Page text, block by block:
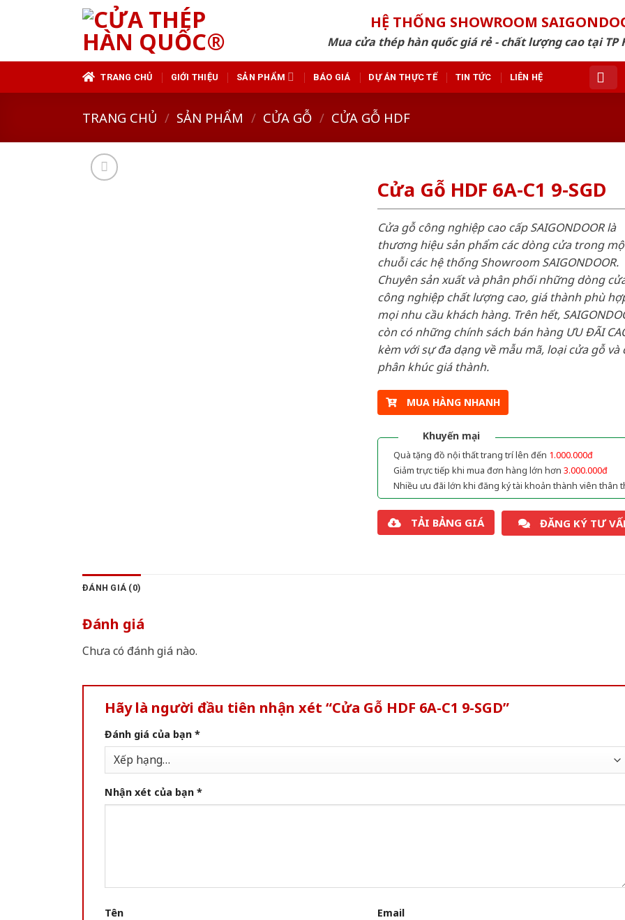
HỆ THỐNG SHOWROOM
Mua cửa thép hàn quốc giá rẻ - chất lượng cao tại TP
TRANG CHỦ GIỚI THIỆU SẢN PHẨM BÁO GIÁ DỰ ÁN THỰC TẾ TIN TỨC LIÊN HỆ
TRANG CHỦ / SẢN PHẨM / CỬA GỖ / CỬA GỖ HDF
Cửa Gỗ HDF 6A-C1 9-SGD
Cửa gỗ công nghiệp cao cấp SAIGONDOOR là
thương hiệu sản phẩm các dòng cửa trong
chuỗi các hệ thống Showroom SAIGONDOOR.
Chuyên sản xuất và phân phối những dòng
công nghiệp chất lượng cao, giá thành phù
mọi nhu cầu khách hàng. Trên hết,
còn có những chính sách bán hàng ƯU ĐÃI
kèm với sự đa dạng về mẫu mã, loại cửa gỗ và
phân khúc giá thành.
MUA HÀNG NHANH
Khuyến mại
Quà tặng đồ nội thất trang trí lên đến 1.000.000đ
Giảm trực tiếp khi mua đơn hàng lớn hơn 3.000.000đ
Nhiều ưu đãi lớn khi đăng ký tài khoản thành viên thân
TẢI BẢNG GIÁ ĐĂNG KÝ TƯ
ĐÁNH GIÁ (0)
Đánh giá
Chưa có đánh giá nào.
Hãy là người đầu tiên nhận xét “Cửa Gỗ HDF 6A-C1 9-SGD”
Đánh giá của bạn *
Nhận xét của bạn *
Tên Email